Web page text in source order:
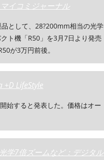
イコミジャーナル
として、28?200mm相当の光学
ト機「R50」を3月7日より発売
が3万円前後。
LifeStyle
始すると発表した。価格はオー
学7倍ズームなど：デジタル